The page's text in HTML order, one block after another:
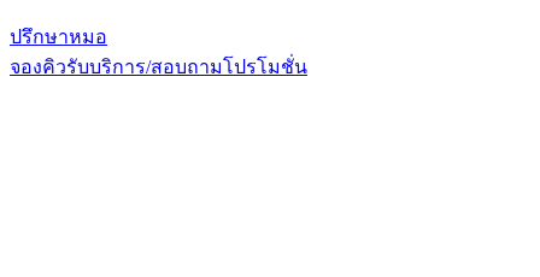
ปรึกษาหมอ
จองคิวรับบริการ/สอบถามโปรโมชั่น